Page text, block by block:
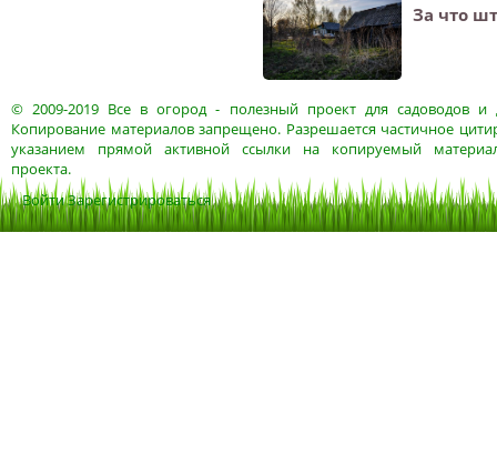
За что
© 2009-2019 Все в огород- полезный проект для садоводов и
Копирование материалов запрещено. Разрешается частичное
указанием прямой активной ссылки на копируемый
проекта.
ВойтиЗарегистрироваться